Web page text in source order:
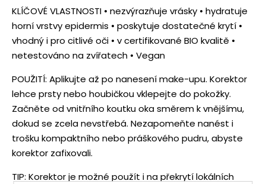
KLÍČOVÉ VLASTNOSTI • nezvýrazňuje vrásky • hydratuje
horní vrstvy epidermis • poskytuje dostatečné krytí •
vhodný i pro citlivé oči • v certifikované BIO kvalitě •
netestováno na zvířatech • Vegan
POUŽITÍ: Aplikujte až po nanesení make-upu. Korektor
lehce prsty nebo houbičkou vklepejte do pokožky.
Začněte od vnitřního koutku oka směrem k vnějšímu,
dokud se zcela nevstřebá. Nezapomeňte nanést i
trošku kompaktního nebo práškového pudru, abyste
korektor zafixovali.
TIP: Korektor je možné použít i na překrytí lokálních